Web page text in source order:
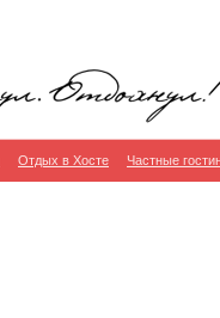
Отдых в Хосте Частные